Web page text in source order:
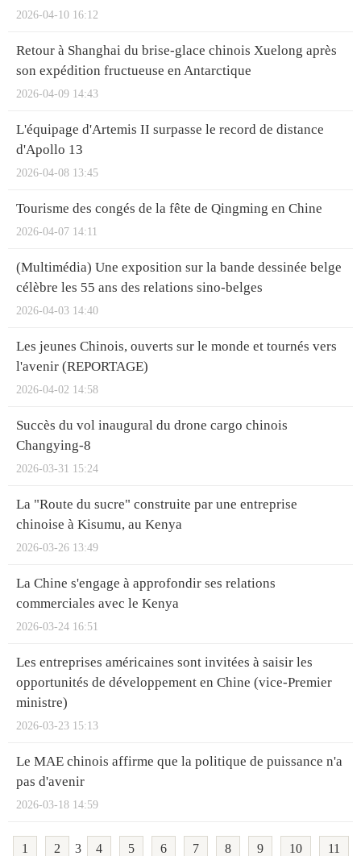
2026-04-10 16:12
Retour à Shanghai du brise-glace chinois Xuelong après
son expédition fructueuse en Antarctique
2026-04-09 14:43
L'équipage d'Artemis II surpasse le record de distance
d'Apollo 13
2026-04-08 13:45
Tourisme des congés de la fête de Qingming en Chine
2026-04-07 14:11
(Multimédia) Une exposition sur la bande dessinée belge
célèbre les 55 ans des relations sino-belges
2026-04-03 14:40
Les jeunes Chinois, ouverts sur le monde et tournés vers
l'avenir (REPORTAGE)
2026-04-02 14:58
Succès du vol inaugural du drone cargo chinois
Changying-8
2026-03-31 15:24
La "Route du sucre" construite par une entreprise
chinoise à Kisumu, au Kenya
2026-03-26 13:49
La Chine s'engage à approfondir ses relations
commerciales avec le Kenya
2026-03-24 16:51
Les entreprises américaines sont invitées à saisir les
opportunités de développement en Chine (vice-Premier
ministre)
2026-03-23 15:13
Le MAE chinois affirme que la politique de puissance n'a
pas d'avenir
2026-03-18 14:59
1 2 3 4 5 6 7 8 9 10 11